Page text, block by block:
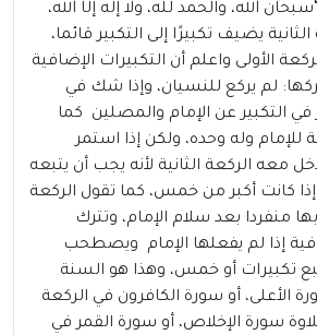
الله، والحمد لله، ولا إله إلّا الله،
يضيف تكبيرًا إلى التكبير قائما،
الأولى واعلم أن التكبيرات الإضافية
لم يركع للنسيان، وإذا شك في
التكبير عن الإمام والمصلين كما
للإمام وله وحده، ولكن إذا استمر
معه الركعة الثانية لأنه يجب أن يتبعه
إذا كانت أكبر من خمس، كما تقول الركعة
منفردا بعد سلام الإمام، وتترك
إذا لم يفعلها الإمام ويصطحب
تكبيرات أو خمس، وهذا هو السنة
الأعلى، أو سورة الكافرون في الركعة
سورة الإخلاص، أو سورة القمر في